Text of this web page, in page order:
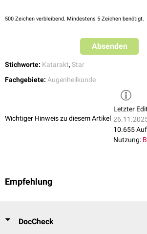
500 Zeichen verbleibend. Mindestens 5 Zeichen benötigt.
Absenden
Stichworte: Katarakt, Star
Fachgebiete: Augenheilkunde
Wichtiger Hinweis zu diesem Artikel
Letzter
10.655
Nutzung:
Empfehlung
DocCheck